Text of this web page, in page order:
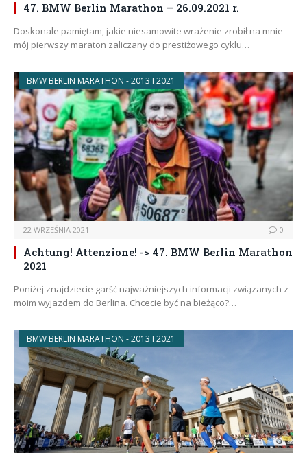
47. BMW Berlin Marathon – 26.09.2021 r.
Doskonale pamiętam, jakie niesamowite wrażenie zrobił na mnie
mój pierwszy maraton zaliczany do prestiżowego cyklu…
BMW BERLIN MARATHON - 2013 I 2021
22 WRZEŚNIA 2021 0
Achtung! Attenzione! -> 47. BMW Berlin Marathon
2021
Poniżej znajdziecie garść najważniejszych informacji związanych z
moim wyjazdem do Berlina. Chcecie być na bieżąco?…
BMW BERLIN MARATHON - 2013 I 2021